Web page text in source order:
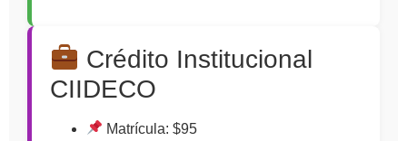
Crédito Institucional
CIIDECO
Matrícula: $95